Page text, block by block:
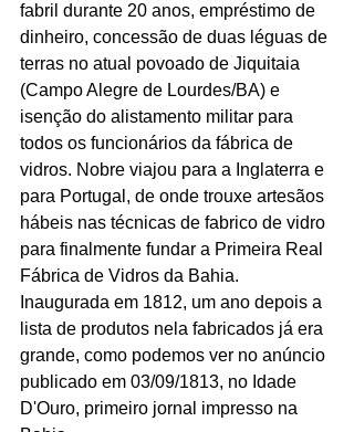
fabril durante 20 anos, empréstimo de
dinheiro, concessão de duas léguas de
terras no atual povoado de Jiquitaia
(Campo Alegre de Lourdes/BA) e
isenção do alistamento militar para
todos os funcionários da fábrica de
vidros. Nobre viajou para a Inglaterra e
para Portugal, de onde trouxe artesãos
hábeis nas técnicas de fabrico de vidro
para finalmente fundar a Primeira Real
Fábrica de Vidros da Bahia.
Inaugurada em 1812, um ano depois a
lista de produtos nela fabricados já era
grande, como podemos ver no anúncio
publicado em 03/09/1813, no Idade
D'Ouro, primeiro jornal impresso na